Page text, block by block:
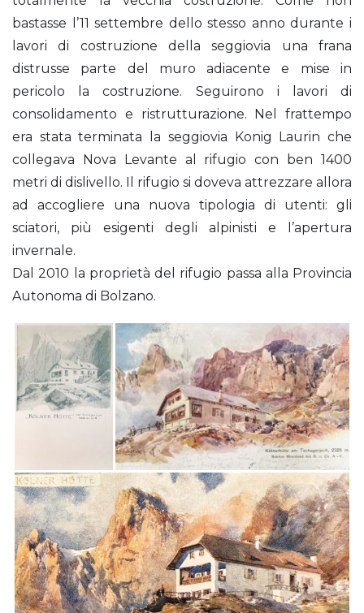
bastasse l’11 settembre dello stesso anno durante i
lavori di costruzione della seggiovia una frana
distrusse parte del muro adiacente e mise in
pericolo la costruzione. Seguirono i lavori di
consolidamento e ristrutturazione. Nel frattempo
era stata terminata la seggiovia Konig Laurin che
collegava Nova Levante al rifugio con ben 1400
metri di dislivello. Il rifugio si doveva attrezzare allora
ad accogliere una nuova tipologia di utenti: gli
sciatori, più esigenti degli alpinisti e l’apertura
invernale.
Dal 2010 la proprietà del rifugio passa alla Provincia
Autonoma di Bolzano.